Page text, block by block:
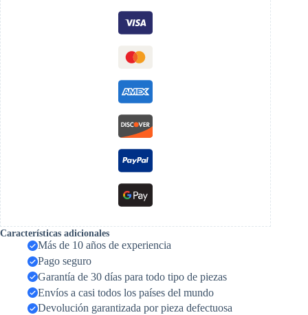
Características adicionales
Más de 10 años de experiencia
Pago seguro
Garantía de 30 días para todo tipo de piezas
Envíos a casi todos los países del mundo
Devolución garantizada por pieza defectuosa